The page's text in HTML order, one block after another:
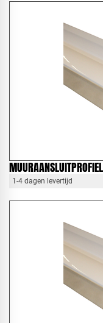
1-4 dagen levertijd